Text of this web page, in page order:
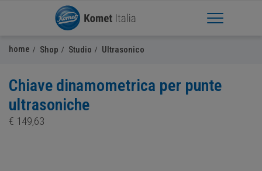
Apri Menu
home Shop Studio Ultrasonico
Chiave dinamometrica per punte
ultrasoniche
€ 149,63